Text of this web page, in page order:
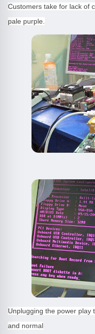
Customers take for lack of
pale purple.
Unplugging the power play
and normal